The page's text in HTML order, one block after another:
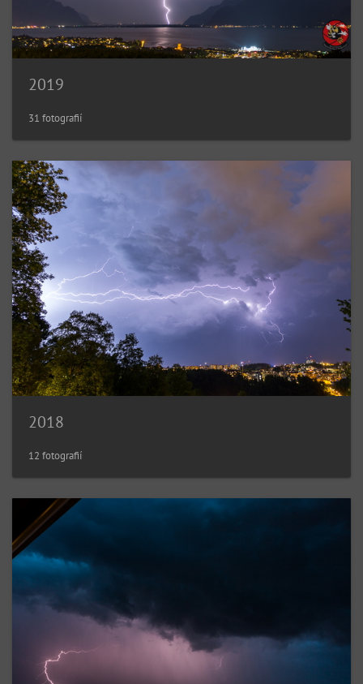
2019
31 fotografií
2018
12 fotografií